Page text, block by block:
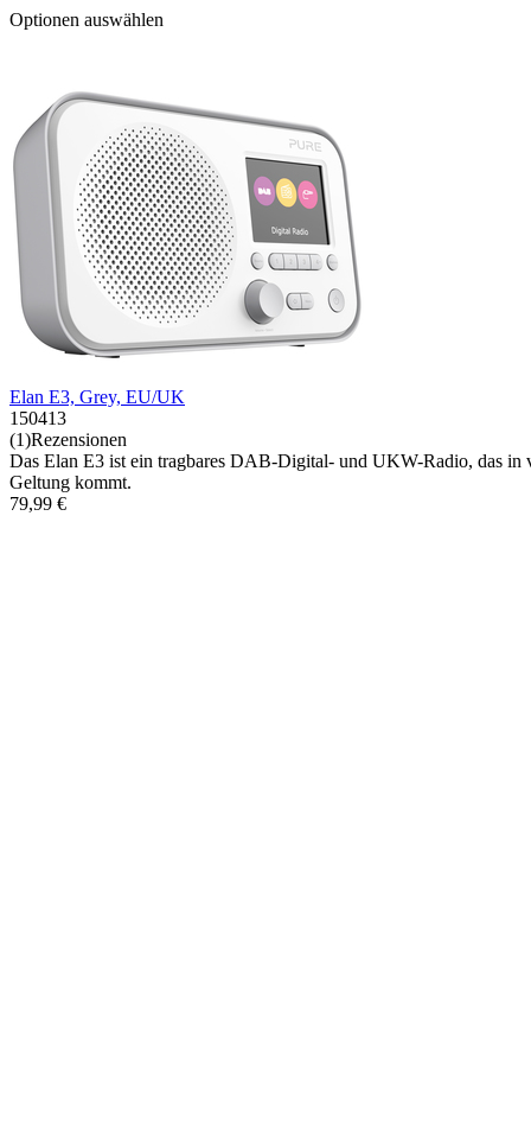
Optionen auswählen
Elan E3, Grey, EU/UK
150413
(1)Rezensionen
Das Elan E3 ist ein tragbares DAB-Digital- und UKW-Radio, das
Geltung kommt.
79,99 €